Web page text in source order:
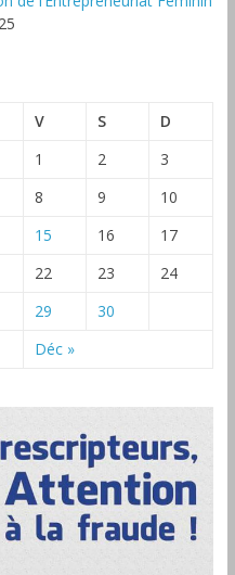
V S D
Déc »
1 2
3
8 9
10
15 16
17
22 23
24
29 30